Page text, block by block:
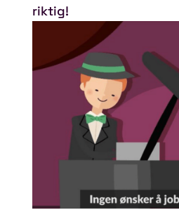
riktig!
Spill video